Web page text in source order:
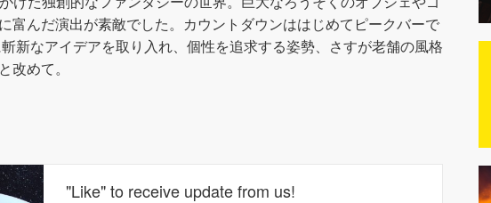
富んだ演出が素敵でした。カウントダウンははじめてピークバーで
新なアイデアを取り入れ、個性を追求する姿勢、さすが老舗の風格
改めて。
"Like" to receive update from us!